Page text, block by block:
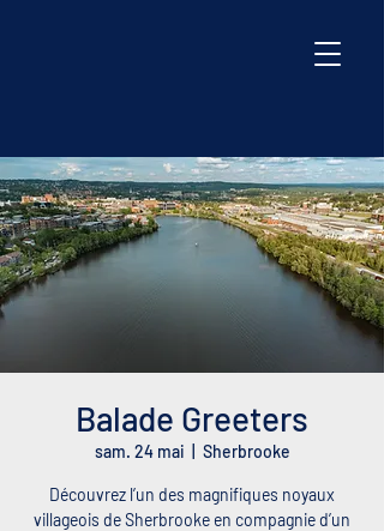
Balade Greeters
sam. 24 mai Sherbrooke
Découvrez l’un des magnifiques noyaux
villageois de Sherbrooke en compagnie d’un